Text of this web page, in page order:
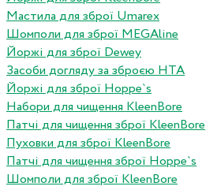
Мастила для зброї Umarex
Шомполи для зброї MEGAline
Йоржі для зброї Dewey
Засоби догляду за зброєю HTA
Йоржі для зброї Hoppe`s
Набори для чищення KleenBore
Патчі для чищення зброї KleenBore
Пуховки для зброї KleenBore
Патчі для чищення зброї Hoppe`s
Шомполи для зброї KleenBore